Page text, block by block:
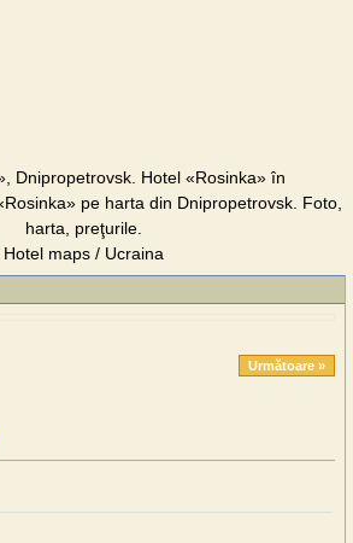
Dnipropetrovsk. Hotel «Rosinka» în
pe harta din Dnipropetrovsk. Foto,
harta, preţurile.
Hotel maps / Ucraina
Următoare »